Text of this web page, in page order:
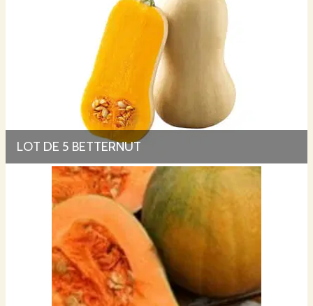
LOT DE 5 BETTERNUT